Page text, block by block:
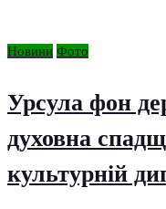
Новини Фото
Урсула фон
духовна
культурній